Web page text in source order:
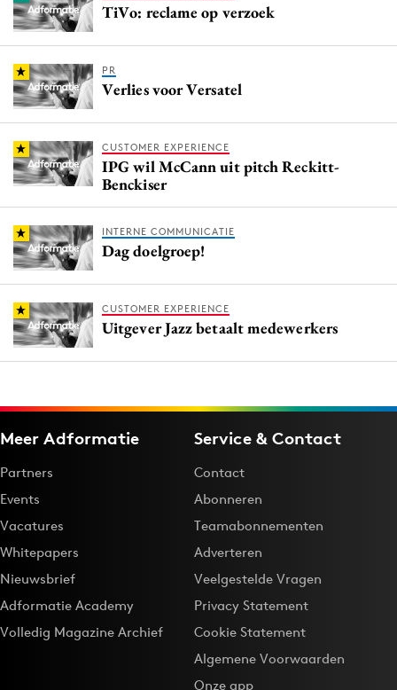
TiVo: reclame op verzoek
PR
Verlies voor Versatel
CUSTOMER EXPERIENCE
IPG wil McCann uit pitch Reckitt-
Benckiser
INTERNE COMMUNICATIE
Dag doelgroep!
CUSTOMER EXPERIENCE
Uitgever Jazz betaalt medewerkers
Meer Adformatie
Partners
Events
Vacatures
Whitepapers
Nieuwsbrief
Adformatie Academy
Volledig Magazine Archief
Service & Contact
Contact
Abonneren
Teamabonnementen
Adverteren
Veelgestelde Vragen
Privacy Statement
Cookie Statement
Algemene Voorwaarden
Onze app